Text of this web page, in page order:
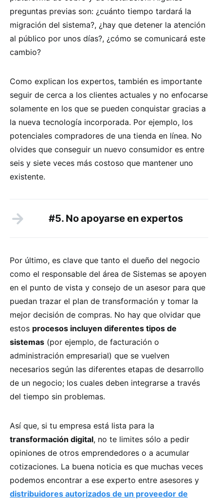
preguntas previas son: ¿cuánto tiempo tardará la
migración del sistema?, ¿hay que detener la atención
al público por unos días?, ¿cómo se comunicará este
cambio?
Como explican los expertos, también es importante
seguir de cerca a los clientes actuales y no enfocarse
solamente en los que se pueden conquistar gracias a
la nueva tecnología incorporada. Por ejemplo, los
potenciales compradores de una tienda en línea. No
olvides que conseguir un nuevo consumidor es entre
seis y siete veces más costoso que mantener uno
existente.
#5. No apoyarse en expertos
Por último, es clave que tanto el dueño del negocio
como el responsable del área de Sistemas se apoyen
en el punto de vista y consejo de un asesor para que
puedan trazar el plan de transformación y tomar la
mejor decisión de compras. No hay que olvidar que
estos procesos incluyen diferentes tipos de
sistemas (por ejemplo, de facturación o
administración empresarial) que se vuelven
necesarios según las diferentes etapas de desarrollo
de un negocio; los cuales deben integrarse a través
del tiempo sin problemas.
Así que, si tu empresa está lista para la
transformación digital, no te limites sólo a pedir
opiniones de otros emprendedores o a acumular
cotizaciones. La buena noticia es que muchas veces
podemos encontrar a ese experto entre asesores y
distribuidores autorizados de un proveedor de